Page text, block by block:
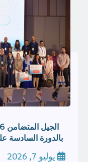
بالدورة السادسة
يوليو 7, 2026